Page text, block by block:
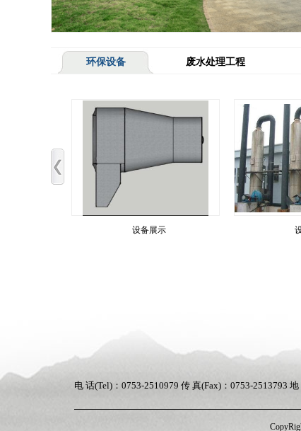
环保设备 废水处理工程
设备展示
电 话(Tel)：0753-2510979 传 真(Fax)：0753-2513793